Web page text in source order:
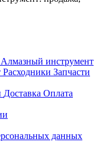
Алмазный инструмент
Расходники Запчасти
Доставка Оплата
данных